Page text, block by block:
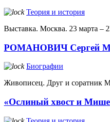
Теория и история
Выставка. Москва. 23 марта –
РОМАНОВИЧ Сергей
Биографии
Живописец. Друг и соратник
«Ослиный хвост и